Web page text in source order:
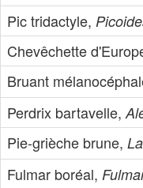
Pic tridactyle,
Chevêchette
Bruant
Perdrix bartavelle,
Pie-grièche brune,
Fulmar boréal,